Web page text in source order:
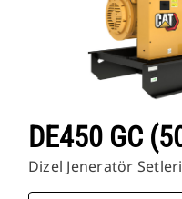
DE450 GC
Dizel Jeneratör Setleri